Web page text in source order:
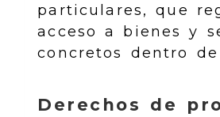
particulares, que
acceso a bienes y
concretos dentro
Derechos de